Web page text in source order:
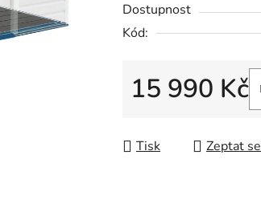
Dostupnost
Kód:
15 990 Kč
Tisk Zeptat se